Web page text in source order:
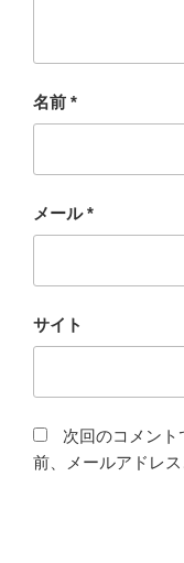
名前 *
メール*
サイト
次回のコメン
前、メールアドレス